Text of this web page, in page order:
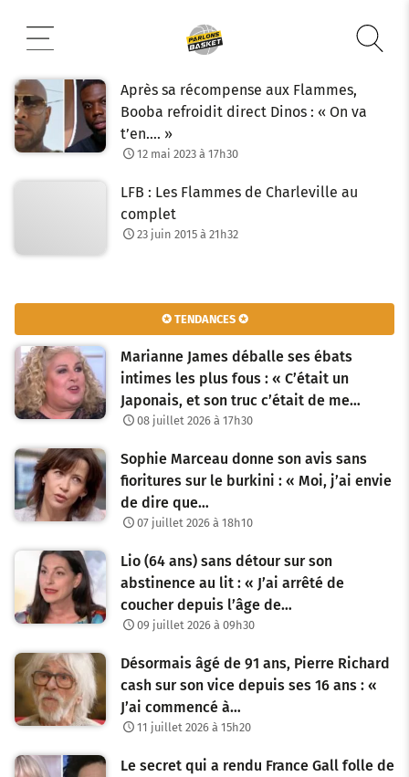
contenu
Après sa récompense aux Flammes,
Booba refroidit direct Dinos : « On va
t’en…. »
12 mai 2023 à 17h30
LFB : Les Flammes de Charleville au
complet
23 juin 2015 à 21h32
✪ TENDANCES ✪
Marianne James déballe ses ébats
intimes les plus fous : « C’était un
Japonais, et son truc c’était de me…
08 juillet 2026 à 17h30
Sophie Marceau donne son avis sans
fioritures sur le burkini : « Moi, j’ai envie
de dire que…
07 juillet 2026 à 18h10
Lio (64 ans) sans détour sur son
abstinence au lit : « J’ai arrêté de
coucher depuis l’âge de…
09 juillet 2026 à 09h30
Désormais âgé de 91 ans, Pierre Richard
cash sur son vice depuis ses 16 ans : «
J’ai commencé à…
11 juillet 2026 à 15h20
Le secret qui a rendu France Gall folle de